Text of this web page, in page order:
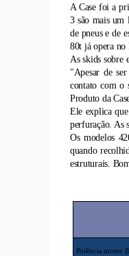
A Case foi a
3 são mais um
de pneus e de
80t já opera no
As skids sobre
"Apesar de
contato com o
Produto da
Ele explica que
perfuração. As
Os modelos
quando
estruturais.
Potência motor